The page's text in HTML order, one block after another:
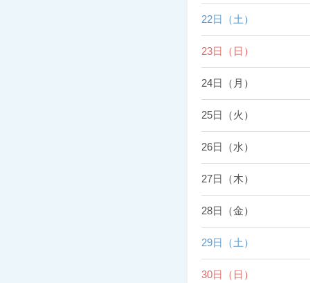
22日（土）
23日（日）
24日（月）
25日（火）
26日（水）
27日（木）
28日（金）
29日（土）
30日（日）